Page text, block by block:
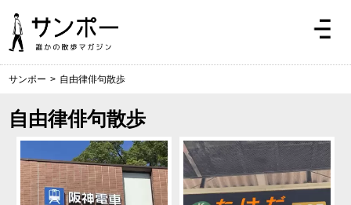
サンポー > 自由律俳句散歩
自由律俳句散歩